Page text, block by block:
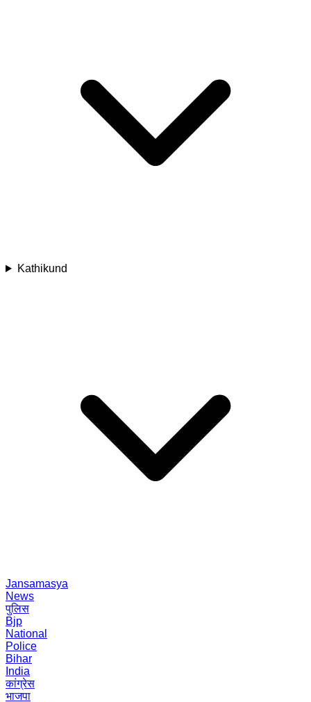
Kathikund
Jansamasya
News
पुलिस
Bjp
National
Police
Bihar
India
कांग्रेस
भाजपा